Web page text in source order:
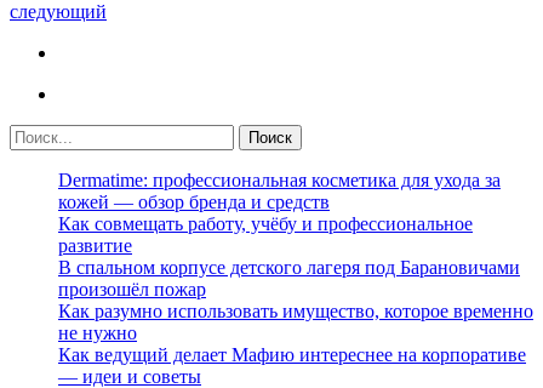
следующий
Dermatime: профессиональная косметика для ухода за
кожей — обзор бренда и средств
Как совмещать работу, учёбу и профессиональное
развитие
В спальном корпусе детского лагеря под Барановичами
произошёл пожар
Как разумно использовать имущество, которое временно
не нужно
Как ведущий делает Мафию интереснее на корпоративе
— идеи и советы